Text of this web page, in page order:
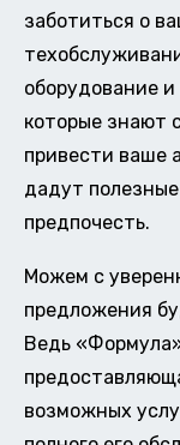
заботиться о
оборудование
которые знают
привести ваше
дадут
предпочесть.
Можем с
предложения
Ведь
возможных